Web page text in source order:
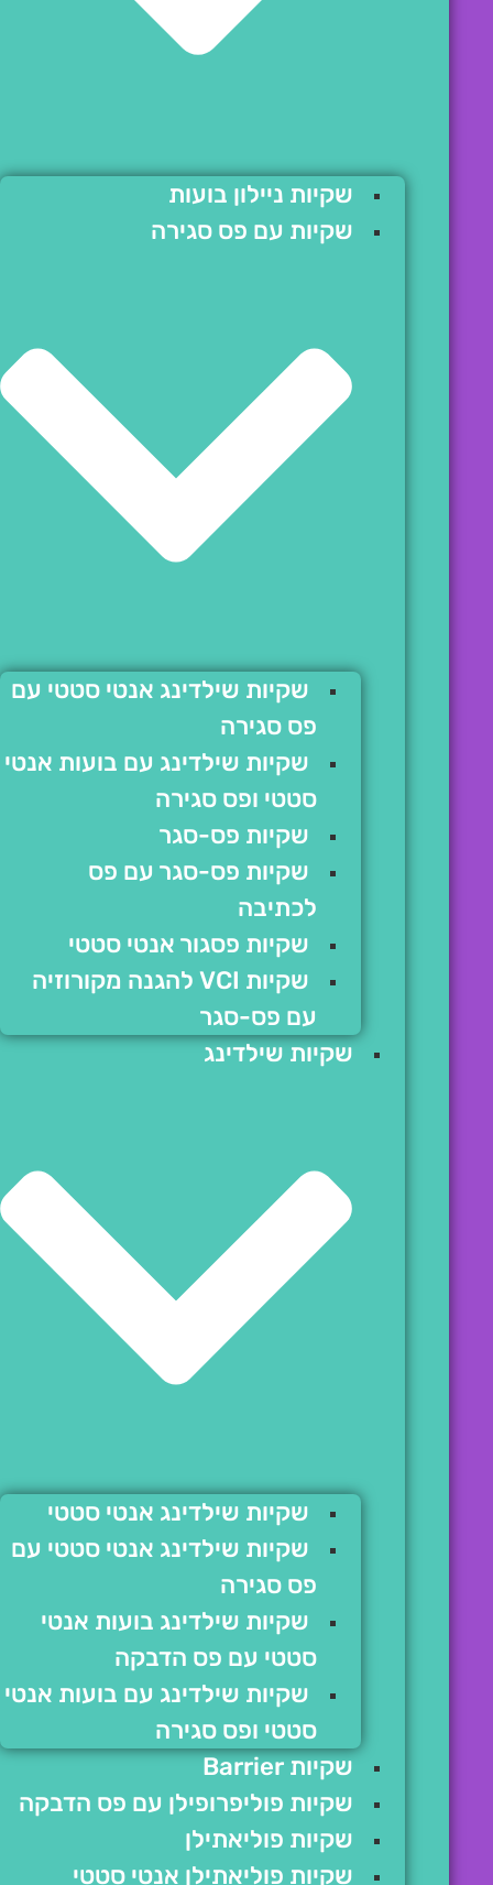
שקיות ניילון בועות
שקיות עם פס סגירה
שקיות שילדינג אנטי סטטי עם
פס סגירה
שקיות שילדינג עם בועות אנטי
סטטי ופס סגירה
שקיות פס-סגר
שקיות פס-סגר עם פס
לכתיבה
שקיות פסגור אנטי סטטי
שקיות VCI להגנה מקורוזיה
עם פס-סגר
שקיות שילדינג
שקיות שילדינג אנטי סטטי
שקיות שילדינג אנטי סטטי עם
פס סגירה
שקיות שילדינג בועות אנטי
סטטי עם פס הדבקה
שקיות שילדינג עם בועות אנטי
סטטי ופס סגירה
שקיות Barrier
שקיות פוליפרופילן עם פס הדבקה
שקיות פוליאתילן
שקיות פוליאתילן אנטי סטטי